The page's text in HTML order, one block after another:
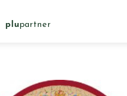
plupartner